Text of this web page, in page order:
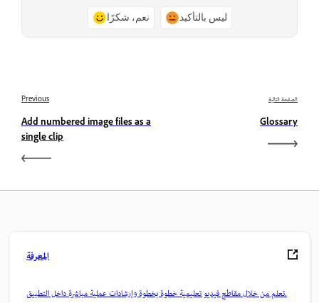
نعم، شكرًا ليس بالتأكيد
Previous
Add numbered image files as a
single clip
الصفحة التالية
Glossary
المعرفة
تعلم من خلال مقاطع فيديو تعليمية خطوة بخطوة وإرشادات عملية مباشرة داخل التطبيق.